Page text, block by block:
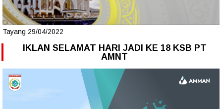
Tayang 29/04/2022
IKLAN SELAMAT HARI JADI KE 18 KSB PT
AMNT